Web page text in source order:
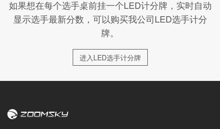
如果想在每个选手桌前挂一个LED计分牌，实时自动
显示选手最新分数，可以购买我公司LED选手计分
牌。
进入LED选手计分牌